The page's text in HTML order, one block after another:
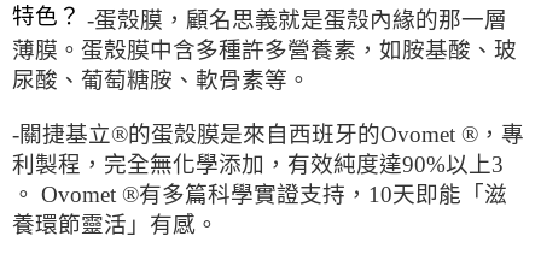
特色？ -蛋殼膜，顧名思義就是蛋殼內緣的那一層
薄膜。蛋殼膜中含多種許多營養素，如胺基酸、玻
尿酸、葡萄糖胺、軟骨素等。
-關捷基立®的蛋殼膜是來自西班牙的Ovomet ®，專
利製程，完全無化學添加，有效純度達90%以上3
。 Ovomet ®有多篇科學實證支持，10天即能「滋
養環節靈活」有感。